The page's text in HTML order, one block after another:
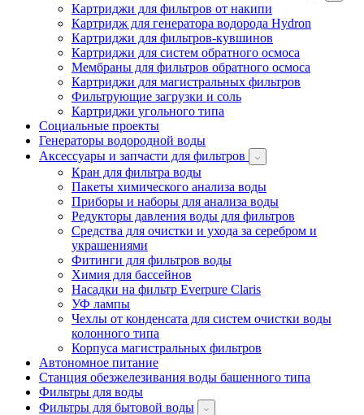
Картриджи для фильтров от накипи
Картридж для генератора водорода Hydron
Картриджи для фильтров-кувшинов
Картриджи для систем обратного осмоса
Мембраны для фильтров обратного осмоса
Картриджи для магистральных фильтров
Фильтрующие загрузки и соль
Картриджи угольного типа
Социальные проекты
Генераторы водородной воды
Аксессуары и запчасти для фильтров
Кран для фильтра воды
Пакеты химического анализа воды
Приборы и наборы для анализа воды
Редукторы давления воды для фильтров
Средства для очистки и ухода за серебром и
украшениями
Фитинги для фильтров воды
Химия для бассейнов
Насадки на фильтр Everpure Claris
УФ лампы
Чехлы от конденсата для систем очистки воды
колонного типа
Корпуса магистральных фильтров
Автономное питание
Станция обезжелезивания воды башенного типа
Фильтры для воды
Фильтры для бытовой воды